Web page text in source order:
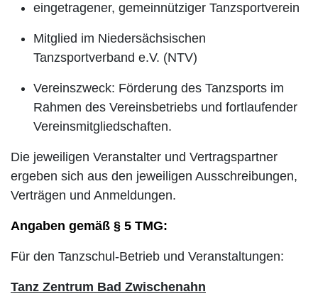
eingetragener, gemeinnütziger Tanzsportverein
Mitglied im Niedersächsischen
Tanzsportverband e.V. (NTV)
Vereinszweck: Förderung des Tanzsports im
Rahmen des Vereinsbetriebs und fortlaufender
Vereinsmitgliedschaften.
Die jeweiligen Veranstalter und Vertragspartner
ergeben sich aus den jeweiligen Ausschreibungen,
Verträgen und Anmeldungen.
Angaben gemäß § 5 TMG:
Für den Tanzschul-Betrieb und Veranstaltungen:
Tanz Zentrum Bad Zwischenahn